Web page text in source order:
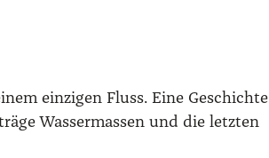
einzigen Fluss. Eine Geschichte
Wassermassen und die letzten